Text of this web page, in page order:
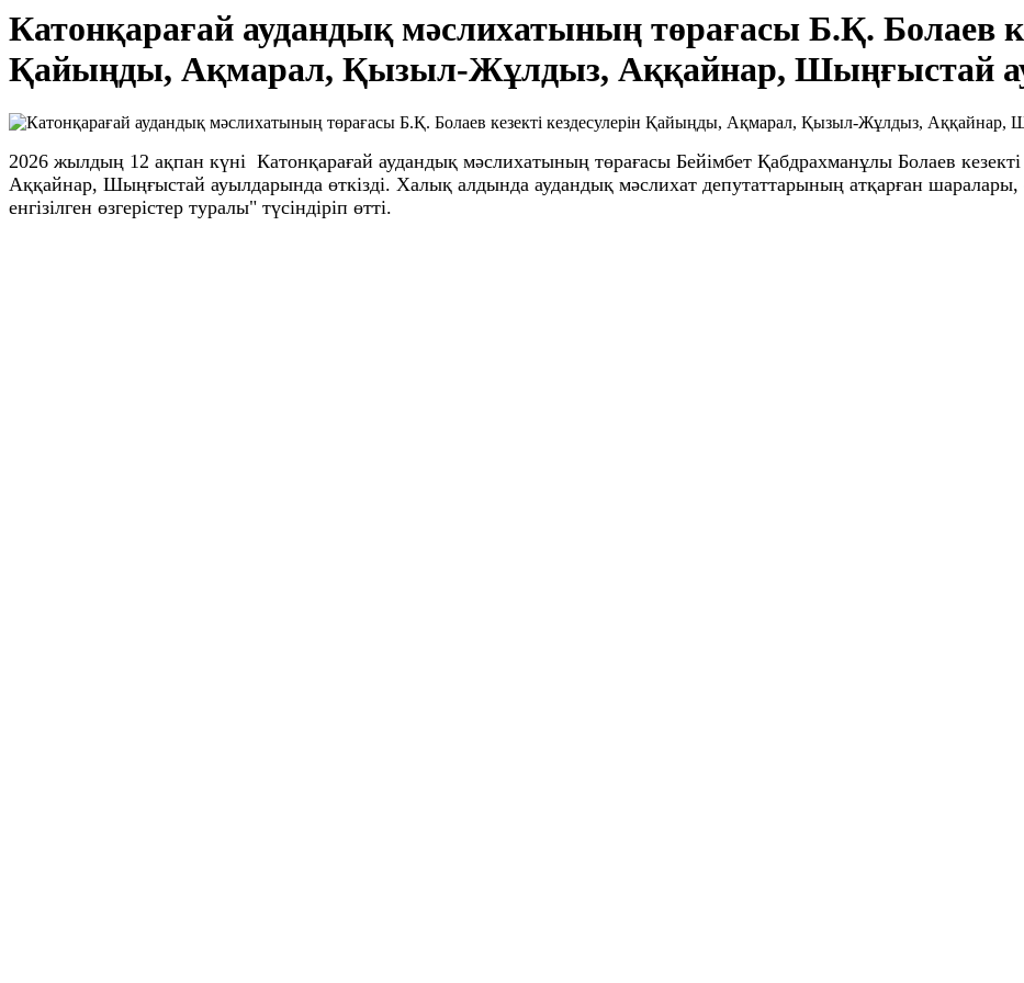
Катонқарағай аудандық мәслихатының төрағасы Б.Қ. Болаев
Қайыңды, Ақмарал, Қызыл-Жұлдыз, Аққайнар, Шыңғыстай
2026 жылдың 12 ақпан күні Катонқарағай аудандық мәслихатының төрағасы Бейімбет Қабдрахманұлы Болаев
Аққайнар, Шыңғыстай ауылдарында өткізді. Халық алдында аудандық мәслихат депутаттарының атқарған
енгізілген өзгерістер туралы" түсіндіріп өтті.